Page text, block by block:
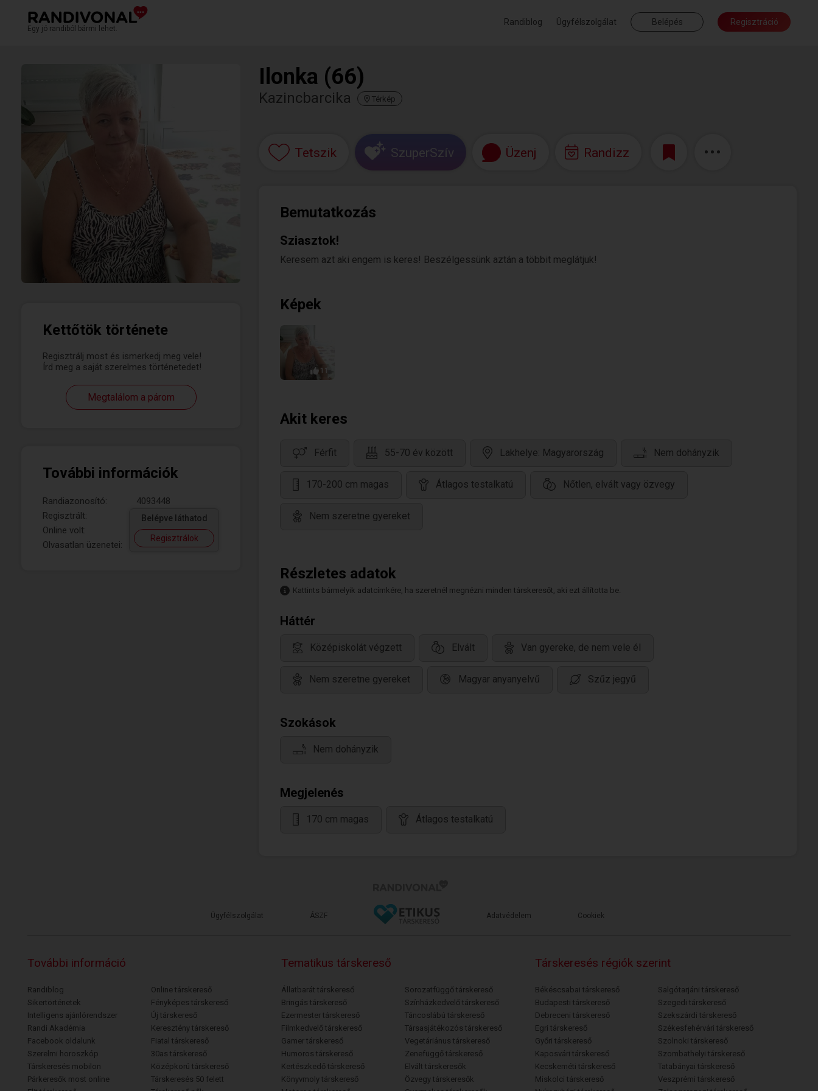
Egy jó randiból bármi lehet.
Randiblog Ügyfélszolgálat Belépés Regisztráció
Kettőtök története
Regisztrálj most és ismerkedj meg vele!
Írd meg a saját szerelmes történetedet!
Megtalálom a párom
További információk
Randiazonosító:
4093448
Regisztrált:
Online volt:
Olvasatlan üzenetei:
Belépve láthatod
Regisztrálok
Ilonka (66)
Kazincbarcika Térkép
Tetszik SzuperSzív Üzenj Randizz
Bemutatkozás
Sziasztok!
Keresem azt aki engem is keres! Beszélgessünk aztán a többit meglátjuk!
Képek
11
Akit keres
Férfit 55-70 év között Lakhelye: Magyarország Nem dohányzik
170-200 cm magas Átlagos testalkatú Nőtlen, elvált vagy özvegy
Nem szeretne gyereket
Részletes adatok
Kattints bármelyik adatcímkére, ha szeretnél megnézni minden társkeresőt, aki ezt állította be.
Háttér
Középiskolát végzett Elvált Van gyereke, de nem vele él
Nem szeretne gyereket Magyar anyanyelvű Szűz jegyű
Szokások
Nem dohányzik
Megjelenés
170 cm magas Átlagos testalkatú
Ügyfélszolgálat ÁSZF Adatvédelem Cookiek
További információ
Randiblog
Sikertörténetek
Intelligens ajánlórendszer
Randi Akadémia
Facebook oldalunk
Szerelmi horoszkóp
Társkeresés mobilon
Párkeresők most online
Online társkereső
Fényképes társkereső
Új társkereső
Keresztény társkereső
Fiatal társkereső
30as társkereső
Középkorú társkereső
Társkeresés 50 felett
Tematikus társkereső
Állatbarát társkereső
Bringás társkereső
Ezermester társkereső
Filmkedvelő társkereső
Gamer társkereső
Humoros társkereső
Kertészkedő társkereső
Könyvmoly társkereső
Sorozatfüggő társkereső
Színházkedvelő társkereső
Táncoslábú társkereső
Társasjátékozós társkereső
Vegetáriánus társkereső
Zenefüggő társkereső
Elvált társkeresők
Özvegy társkeresők
Társkeresés régiók szerint
Békéscsabai társkereső
Budapesti társkereső
Debreceni társkereső
Egri társkereső
Győri társkereső
Kaposvári társkereső
Kecskeméti társkereső
Miskolci társkereső
Salgótarjáni társkereső
Szegedi társkereső
Szekszárdi társkereső
Székesfehérvári társkereső
Szolnoki társkereső
Szombathelyi társkereső
Tatabányai társkereső
Veszprémi társkereső